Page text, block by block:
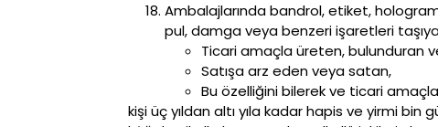
Ambalajlarında bandrol, etiket,
pul, damga veya benzeri işaretleri
Ticari amaçla üreten, bulunduran
Satışa arz eden veya satan,
Bu özelliğini bilerek ve ticari
kişi üç yıldan altı yıla kadar hapis ve yirmi